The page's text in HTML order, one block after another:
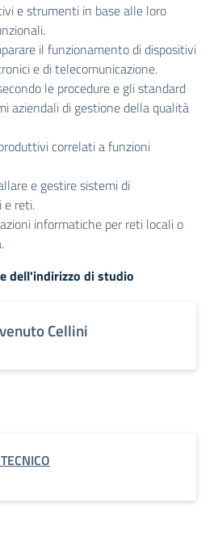
e strumenti in base alle loro
il funzionamento di dispositivi
e di telecomunicazione.
le procedure e gli standard
aziendali di gestione della qualità
correlati a funzioni
e gestire sistemi di
e reti.
informatiche per reti locali o
dell'indirizzo di studio
Cellini